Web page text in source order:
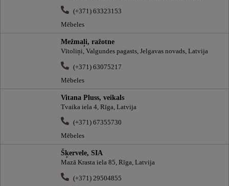
(+371) 63323153
Mēbeles
Mežmaļi, ražotne
Vītoliņi, Valgundes pagasts, Jelgavas novads, Latvija
(+371) 63075217
Mēbeles
Vitana Pluss, veikals
Tvaika iela 4, Rīga, Latvija
(+371) 67355730
Mēbeles
Šķervele, SIA
Mazā Krasta iela 85, Rīga, Latvija
(+371) 29504855